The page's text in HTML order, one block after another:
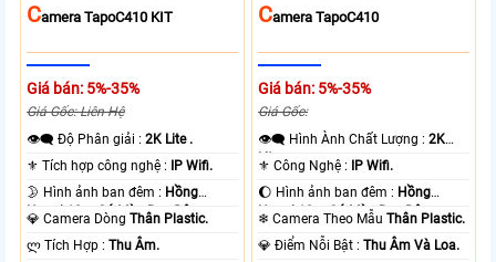
CAmera TapoC410 KIT
Giá bán: 5%-35%
Giá Gốc: Liên Hệ
👁️‍🗨 Độ Phân giải :2K Lite .
⚜️ Tích hợp công nghệ :
IP Wifi.
🌛 Hình ảnh ban đêm : Hồng
Ngoại 10m Có Màu Ban Ðêm.
💎 Camera DòngThân Plastic.
️ლ Tích Hợp :Thu Âm.
CAmera TapoC410
Giá bán: 5%-35%
Giá Gốc:
👁️‍🗨 Hình Ành Chất Lượng :2K
Lite .
⚜️ Công Nghệ :
IP Wifi.
🌔 Hình ảnh ban đêm : Hồng
Ngoại 10m Có Màu Ban Ðêm.
❄ Camera Theo MẫuThân Plastic.
️💎 Điểm Nỗi Bật :Thu Âm Và Loa.